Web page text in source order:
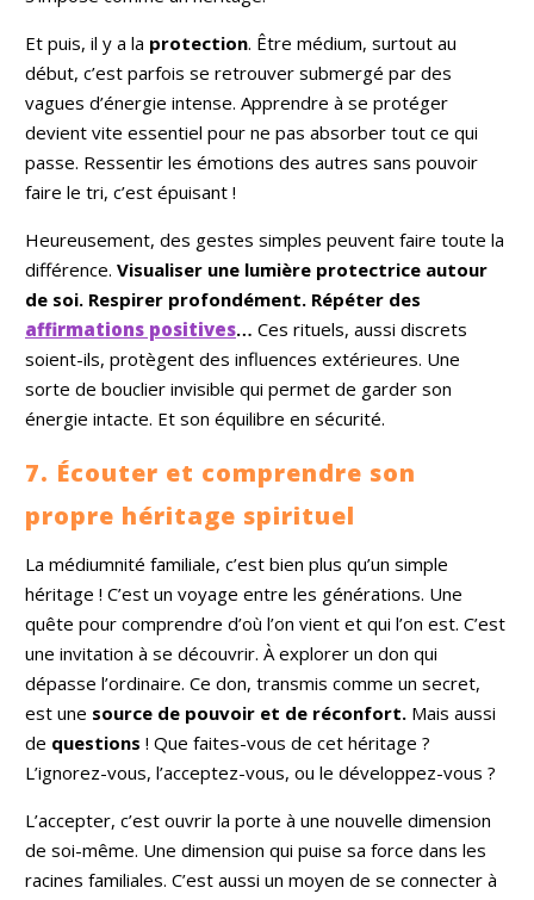
Et puis, il y a la protection. Être médium, surtout au
début, c’est parfois se retrouver submergé par des
vagues d’énergie intense. Apprendre à se protéger
devient vite essentiel pour ne pas absorber tout ce qui
passe. Ressentir les émotions des autres sans pouvoir
faire le tri, c’est épuisant !
Heureusement, des gestes simples peuvent faire toute la
différence. Visualiser une lumière protectrice autour
de soi. Respirer profondément. Répéter des
affirmations positives… Ces rituels, aussi discrets
soient-ils, protègent des influences extérieures. Une
sorte de bouclier invisible qui permet de garder son
énergie intacte. Et son équilibre en sécurité.
7. Écouter et comprendre son
propre héritage spirituel
La médiumnité familiale, c’est bien plus qu’un simple
héritage ! C’est un voyage entre les générations. Une
quête pour comprendre d’où l’on vient et qui l’on est. C’est
une invitation à se découvrir. À explorer un don qui
dépasse l’ordinaire. Ce don, transmis comme un secret,
est une source de pouvoir et de réconfort. Mais aussi
de questions ! Que faites-vous de cet héritage ?
L’ignorez-vous, l’acceptez-vous, ou le développez-vous ?
L’accepter, c’est ouvrir la porte à une nouvelle dimension
de soi-même. Une dimension qui puise sa force dans les
racines familiales. C’est aussi un moyen de se connecter à